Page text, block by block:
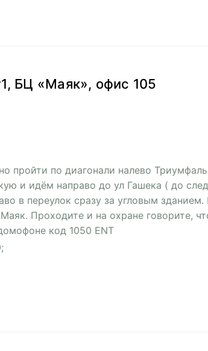
БЦ «Маяк», офис 105
пройти по диагонали налево
и идём направо до ул Гашека ( до
в переулок сразу за угловым зданием.
Проходите и на охране говорите,
код 1050 ENT